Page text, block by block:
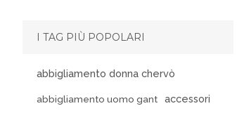
I TAG PIÙ POPOLARI
abbigliamento donna chervò
abbigliamento uomo gant accessori